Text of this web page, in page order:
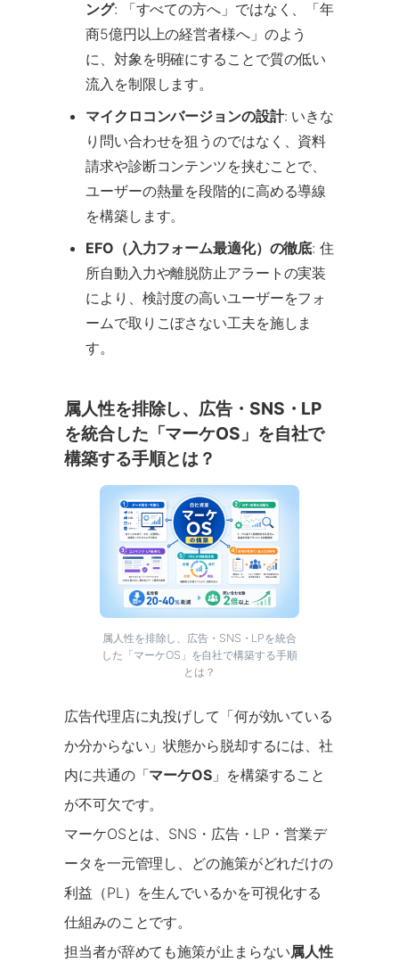
ング: 「すべての方へ」ではなく、「年
商5億円以上の経営者様へ」のよう
に、対象を明確にすることで質の低い
流入を制限します。
マイクロコンバージョンの設計: いきな
り問い合わせを狙うのではなく、資料
請求や診断コンテンツを挟むことで、
ユーザーの熱量を段階的に高める導線
を構築します。
EFO（入力フォーム最適化）の徹底: 住
所自動入力や離脱防止アラートの実装
により、検討度の高いユーザーをフォ
ームで取りこぼさない工夫を施しま
す。
属人性を排除し、広告・SNS・LP
を統合した「マーケOS」を自社で
構築する手順とは？
属人性を排除し、広告・SNS・LPを統合
した「マーケOS」を自社で構築する手順
とは？
広告代理店に丸投げして「何が効いている
か分からない」状態から脱却するには、社
内に共通の「マーケOS」を構築すること
が不可欠です。
マーケOSとは、SNS・広告・LP・営業デ
ータを一元管理し、どの施策がどれだけの
利益（PL）を生んでいるかを可視化する
仕組みのことです。
担当者が辞めても施策が止まらない属人性